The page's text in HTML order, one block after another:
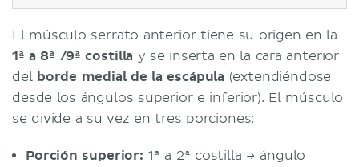
El músculo serrato anterior tiene su origen en la
1ª a 8ª /9ª costilla y se inserta en la cara anterior
del borde medial de la escápula (extendiéndose
desde los ángulos superior e inferior). El músculo
se divide a su vez en tres porciones:
Porción superior: 1ª a 2ª costilla → ángulo